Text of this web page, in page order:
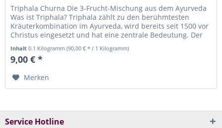
Triphala Churna Die 3-Frucht-Mischung aus dem Ayurveda
Was ist Triphala? Triphala zählt zu den berühmtesten
Kräuterkombination im Ayurveda, wird bereits seit 1500 vor
Christus eingesetzt und hat eine zentrale Bedeutung. Der
Inhalt0.1 Kilogramm(90,00 € * / 1 Kilogramm)
9,00 € *
Merken
Service Hotline